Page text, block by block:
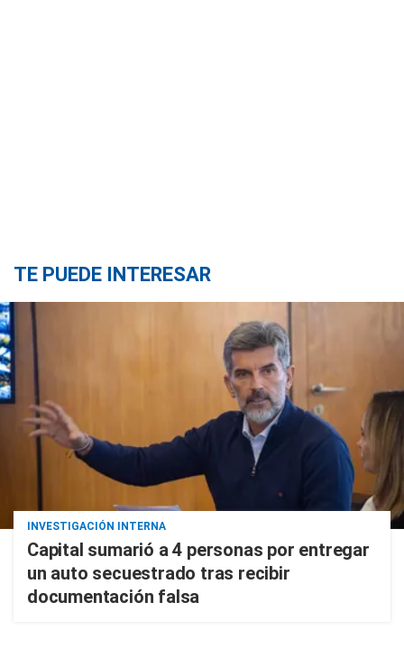
TE PUEDE INTERESAR
INVESTIGACIÓN INTERNA
Capital sumarió a 4 personas por entregar
un auto secuestrado tras recibir
documentación falsa